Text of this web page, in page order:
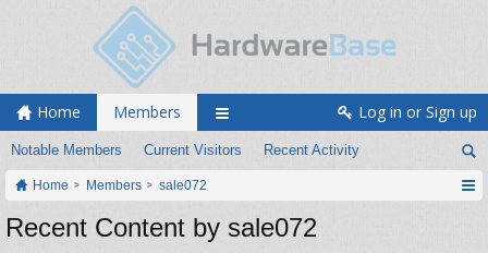
Home Members
Notable Members Current Visitors Recent Activity
Log in or Sign up
Home Members sale072
Recent Content by sale072